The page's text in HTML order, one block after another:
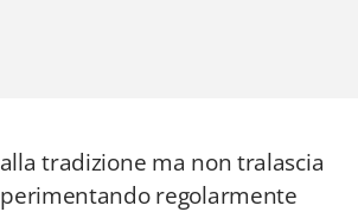
tradizione ma non tralascia
regolarmente